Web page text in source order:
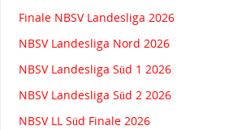
Finale NBSV Landesliga 2026
NBSV Landesliga Nord 2026
NBSV Landesliga Süd 1 2026
NBSV Landesliga Süd 2 2026
NBSV LL Süd Finale 2026